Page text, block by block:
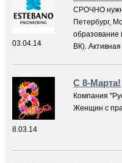
03.04.14
СРОЧНО
Петербург,
образование
ВК).
8.03.14
С 8-Марта!
Компания
Женщин с